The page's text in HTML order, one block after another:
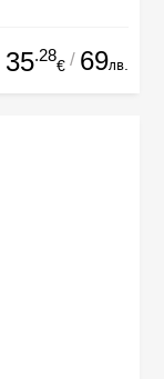
35.28
€ / 69лв.